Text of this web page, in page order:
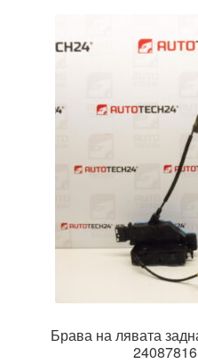
Брава на лявата